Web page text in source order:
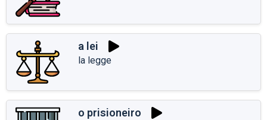
a lei
la legge
o prisioneiro